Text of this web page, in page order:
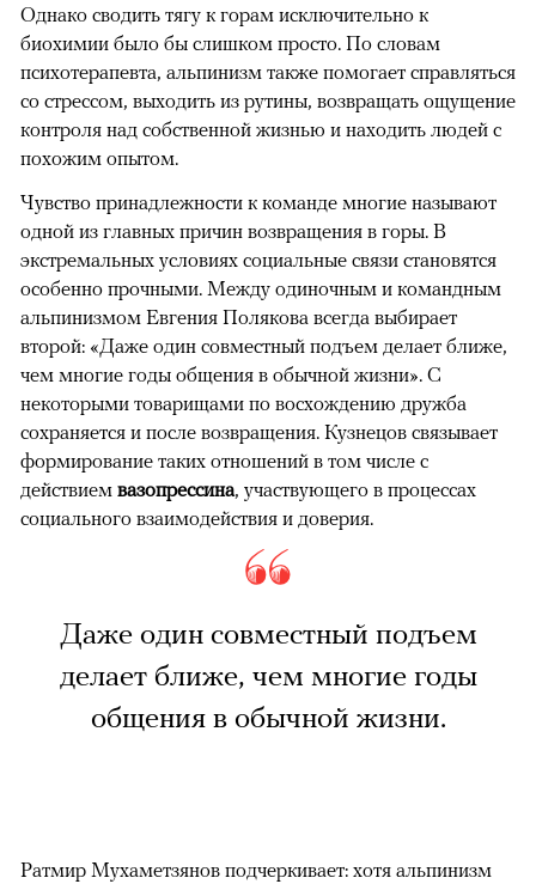
Однако сводить тягу к горам исключительно к
биохимии было бы слишком просто. По словам
психотерапевта, альпинизм также помогает справляться
со стрессом, выходить из рутины, возвращать ощущение
контроля над собственной жизнью и находить людей с
похожим опытом.
Чувство принадлежности к команде многие называют
одной из главных причин возвращения в горы. В
экстремальных условиях социальные связи становятся
особенно прочными. Между одиночным и командным
альпинизмом Евгения Полякова всегда выбирает
второй: «Даже один совместный подъем делает ближе,
чем многие годы общения в обычной жизни». С
некоторыми товарищами по восхождению дружба
сохраняется и после возвращения. Кузнецов связывает
формирование таких отношений в том числе с
действием вазопрессина, участвующего в процессах
социального взаимодействия и доверия.
Даже один совместный подъем
делает ближе, чем многие годы
общения в обычной жизни.
Ратмир Мухаметзянов подчеркивает: хотя альпинизм